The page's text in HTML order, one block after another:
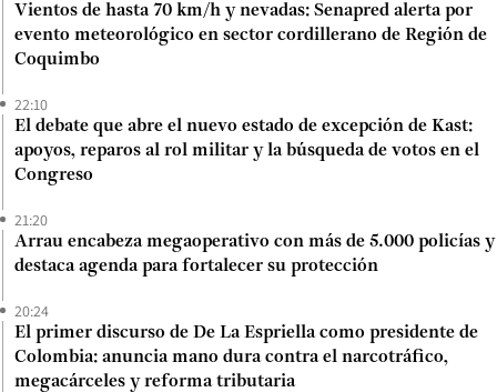
Vientos de hasta 70 km/h y nevadas: Senapred alerta por
evento meteorológico en sector cordillerano de Región de
Coquimbo
22:10
El debate que abre el nuevo estado de excepción de Kast:
apoyos, reparos al rol militar y la búsqueda de votos en el
Congreso
21:20
Arrau encabeza megaoperativo con más de 5.000 policías y
destaca agenda para fortalecer su protección
20:24
El primer discurso de De La Espriella como presidente de
Colombia: anuncia mano dura contra el narcotráfico,
megacárceles y reforma tributaria